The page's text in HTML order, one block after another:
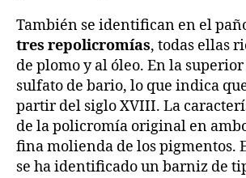
También se identifican en el
tres repolicromías, todas ellas
de plomo y al óleo. En la
sulfato de bario, lo que indica
partir del siglo XVIII. La
de la policromía original en
fina molienda de los pigmentos.
se ha identificado un barniz de